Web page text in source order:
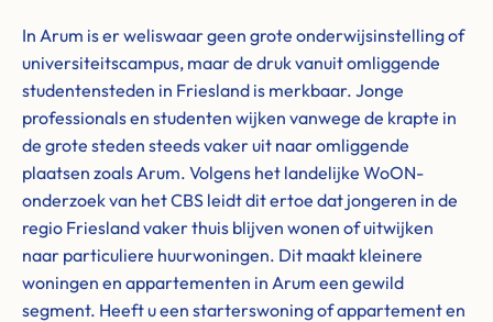
In Arum is er weliswaar geen grote onderwijsinstelling of
universiteitscampus, maar de druk vanuit omliggende
studentensteden in Friesland is merkbaar. Jonge
professionals en studenten wijken vanwege de krapte in
de grote steden steeds vaker uit naar omliggende
plaatsen zoals Arum. Volgens het landelijke WoON-
onderzoek van het CBS leidt dit ertoe dat jongeren in de
regio Friesland vaker thuis blijven wonen of uitwijken
naar particuliere huurwoningen. Dit maakt kleinere
woningen en appartementen in Arum een gewild
segment. Heeft u een starterswoning of appartement en